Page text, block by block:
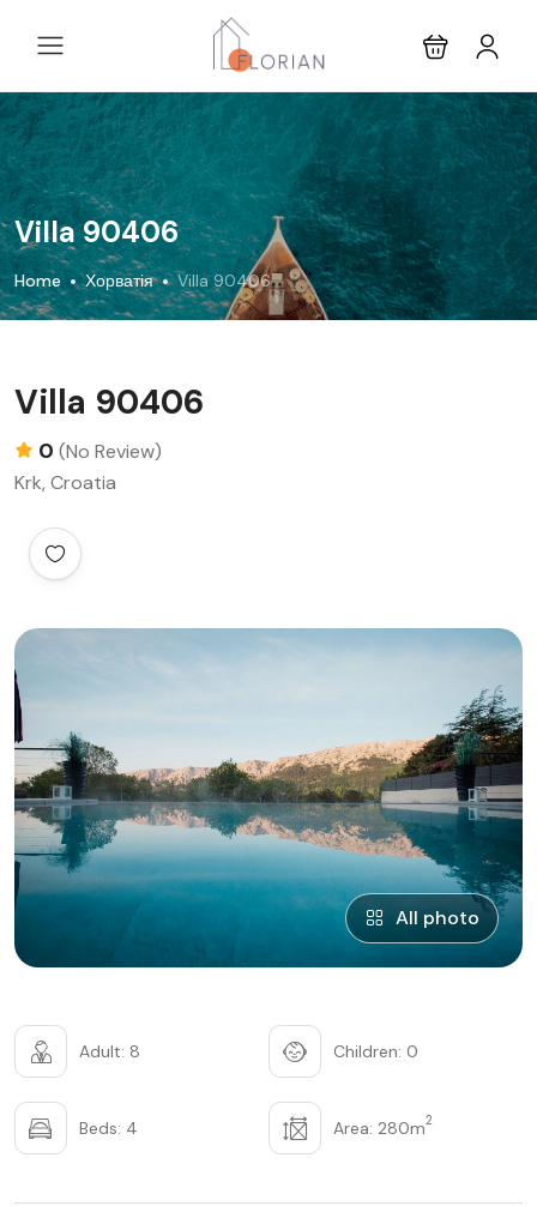
Villa 90406
Home Хорватія Villa 90406
Villa 90406
0 (No Review)
Krk, Croatia
All photo
Adult: 8 Children: 0
Beds: 4 Area: 280m2